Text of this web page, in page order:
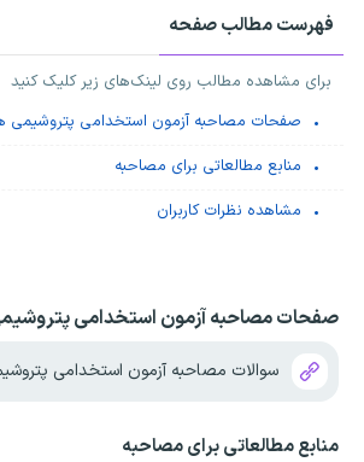
فهرست مطالب صفحه
برای مشاهده مطالب روی لینک‌های زیر کلیک کنید
صفحات مصاحبه آزمون استخدامی پتروشیمی
منابع مطالعاتی برای مصاحبه
مشاهده نظرات کاربران
صفحات مصاحبه آزمون استخدامی
سوالات مصاحبه آزمون استخدامی
منابع مطالعاتی برای مصاحبه